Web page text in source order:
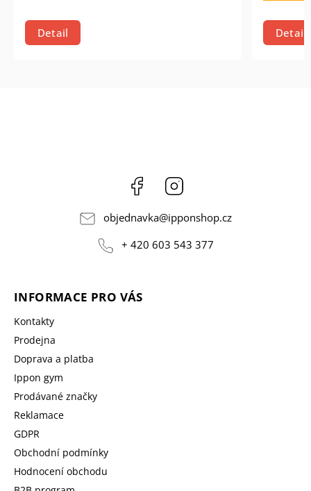
Detail Detail
Facebook
objednavka@ipponshop.cz
+ 420 603 543 377
INFORMACE PRO VÁS
Kontakty
Prodejna
Doprava a platba
Ippon gym
Prodávané značky
Reklamace
GDPR
Obchodní podmínky
Hodnocení obchodu